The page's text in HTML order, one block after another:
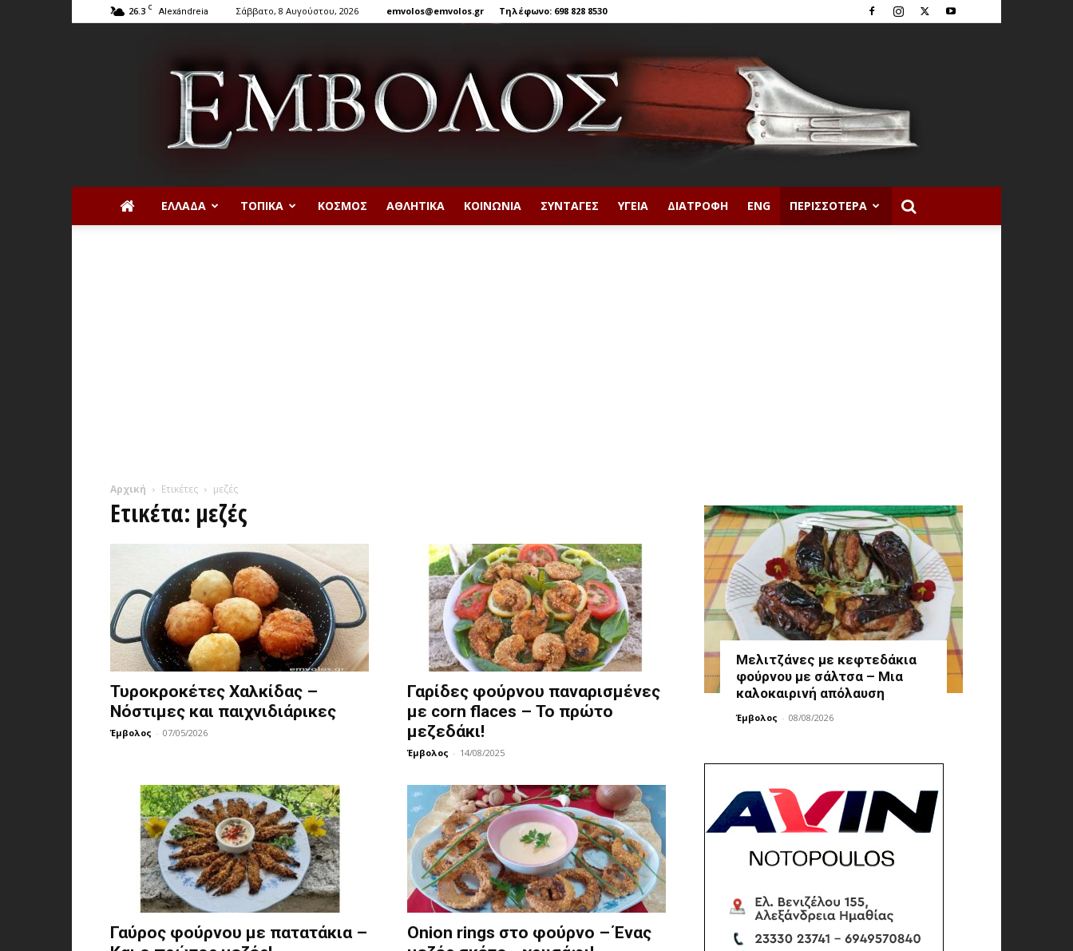
26.3 C Alexándreia Σάββατο, 8 Αυγούστου, 2026 emvolos@emvolos.gr Τηλέφωνο: 698 828 8530
ΕΛΛΆΔΑ ΤΟΠΙΚΆ ΚΌΣΜΟΣ ΑΘΛΗΤΙΚΆ ΚΟΙΝΩΝΊΑ ΣΥΝΤΑΓΈΣ ΥΓΕΊΑ ΔΙΑΤΡΟΦΉ ENG ΠΕΡΙΣΣΌΤΕΡΑ
Αρχική Ετικέτες μεζές
Ετικέτα: μεζές
Τυροκροκέτες Χαλκίδας –
Νόστιμες και παιχνιδιάρικες
Έμβολος - 07/05/2026
Γαρίδες φούρνου παναρισμένες
με corn flaces – Το πρώτο
μεζεδάκι!
Έμβολος - 14/08/2025
Γαύρος φούρνου με πατατάκια –
Onion rings στο φούρνο – Ένας
Μελιτζάνες με κεφτεδάκια
φούρνου με σάλτσα – Μια
καλοκαιρινή απόλαυση
Έμβολος - 08/08/2026